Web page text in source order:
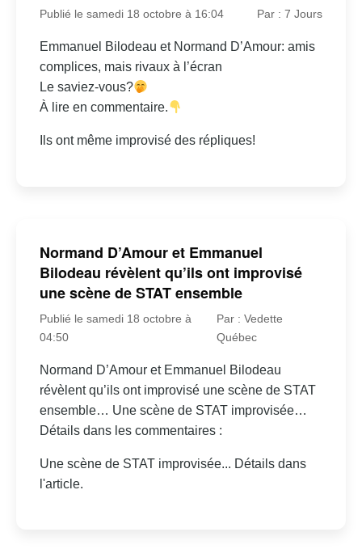
Publié le samedi 18 octobre à 16:04 Par : 7 Jours
Emmanuel Bilodeau et Normand D’Amour: amis
complices, mais rivaux à l’écran
Le saviez-vous?
À lire en commentaire.
Ils ont même improvisé des répliques!
Normand D’Amour et Emmanuel
Bilodeau révèlent qu’ils ont improvisé
une scène de STAT ensemble
Publié le samedi 18 octobre à
04:50
Par : Vedette
Québec
Normand D’Amour et Emmanuel Bilodeau
révèlent qu’ils ont improvisé une scène de STAT
ensemble… Une scène de STAT improvisée…
Détails dans les commentaires :
Une scène de STAT improvisée... Détails dans
l'article.